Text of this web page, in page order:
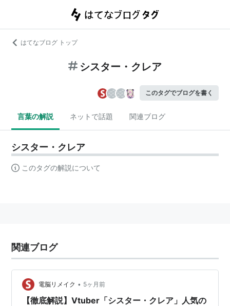
はてなブログ トップ
シスター・クレア
このタグでブログを書く
言葉の解説 ネットで話題 関連ブログ
シスター・クレア
このタグの解説について
関連ブログ
電脳リメイク • 5ヶ月前
【徹底解説】Vtuber「シスター・クレア」人気の